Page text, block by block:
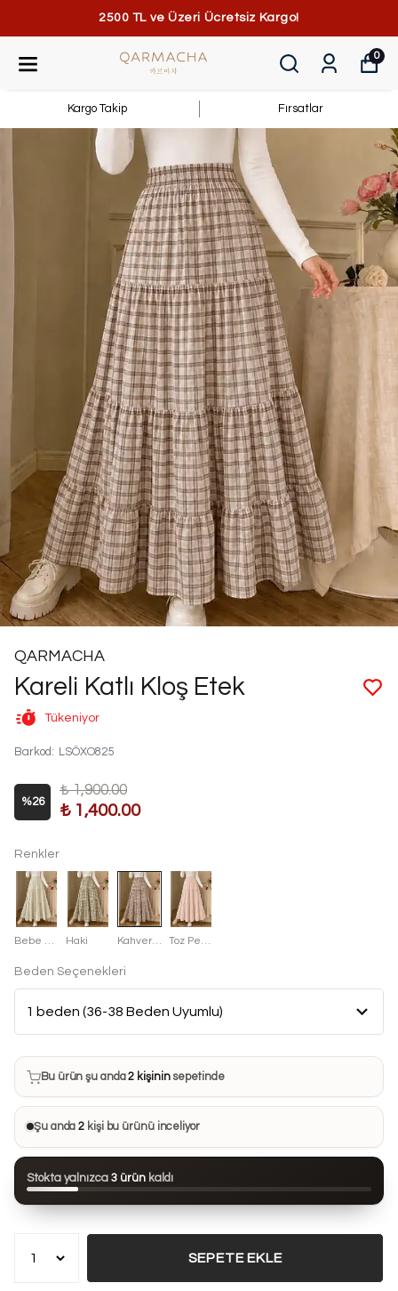
2500 TL ve Üzeri Ücretsiz Kargo!
0
Kargo Takip Fırsatlar
QARMACHA
Kareli Katlı Kloş Etek
Tükeniyor
Barkod : LSÖXO825
%26
₺ 1,900.00
₺ 1,400.00
Renkler
Haki
Beden Seçenekleri
Bu ürün son 7 günde14 kezsatın alındı
Bu ürün şu anda2 kişininsepetinde
Bu ürünü 21 kişi favorilerine ekledi
Bu ürün son 24 saatte41 kezgörüntülendi
Şu anda2 kişi bu ürünü inceliyor
Stokta yalnızca 3 ürün kaldı
SEPETE EKLE